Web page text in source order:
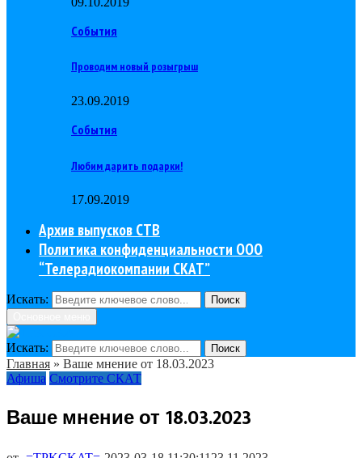
События
Проводим новый розыгрыш
23.09.2019
События
Любим дарить подарки!
17.09.2019
Архив выпусков СТВ
Политика конфиденциальности ООО
“Телерадиокомпании СКАТ”
Искать:
Поиск
Искать: Поиск
Главная » Ваше мнение от 18.03.2023
Афиша Смотрите СКАТ
Ваше мнение от 18.03.2023